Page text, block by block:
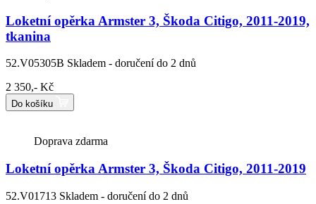
Loketní opěrka Armster 3, Škoda Citigo, 2011-2019,
tkanina
52.V05305B Skladem - doručení do 2 dnů
2 350,- Kč
Do košíku
Doprava zdarma
Loketní opěrka Armster 3, Škoda Citigo, 2011-2019
52.V01713 Skladem - doručení do 2 dnů